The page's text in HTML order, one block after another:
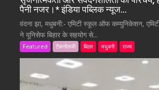
पैनी नजर।* इंडिया पब्लिक न्यूज…
वंदना झा, मधुबनी:- एमिटी स्कूल ऑफ कम्युनिकेशन, एमिटी
ने यूनिसेफ बिहार के सहयोग से...
Featured टैकनोलजी बिहार मधुबनी राज्य